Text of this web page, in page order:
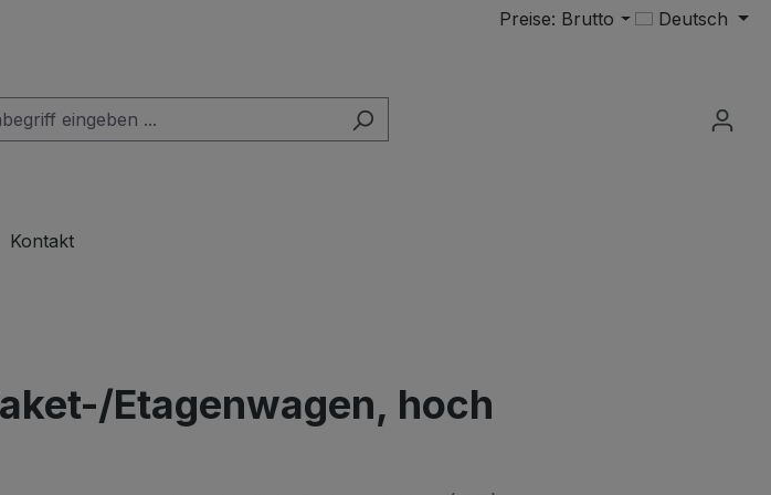
Preise: Brutto Deutsch
Produkte
Kontakt
Etagenwagen, hoch